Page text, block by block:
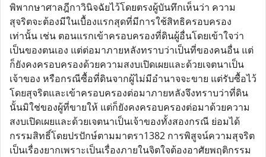
พิพากษาศาลฎีกาวินิจฉัยไว้โดยตรงผู้บันทึกเห็นว่า ความ
สุจริตจะต้องมีในเบื้องแรกสุดที่มีการใช้สิทธิครอบครอง
เท่านั้น เช่น ตอนแรกเข้าครอบครองที่ดินผู้อื่นโดยเข้าใจว่า
เป็นของตนเอง แต่ต่อมาภายหลังทราบว่าเป็นที่ของคนอื่น แต่
ก็ยังคงครอบครองด้วยความสงบเปิดเผยและด้วยเจตนาเป็น
เจ้าของ หรือกรณีซื้อที่ดินจากผู้ไม่มีอำนาจจะขาย แต่รับซื้อไว้
โดยสุจริตและเข้าครอบครองต่อมาภายหลังจึงทราบว่าที่ดิน
นั้นมิใช่ของผู้ที่ขายให้ แต่ก็ยังคงครอบครองต่อมาด้วยความ
สงบเปิดเผยและด้วยเจตนาเป็นเจ้าของทั้งสองกรณี ย่อมได้
กรรมสิทธิ์โดยปรปักษ์ตามมาตรา1382 การพิสูจน์ความสุจริต
เป็นเรื่องยากเพราะเป็นเรื่องภายในจิตใจต้องอาศัยพฤติกรรม